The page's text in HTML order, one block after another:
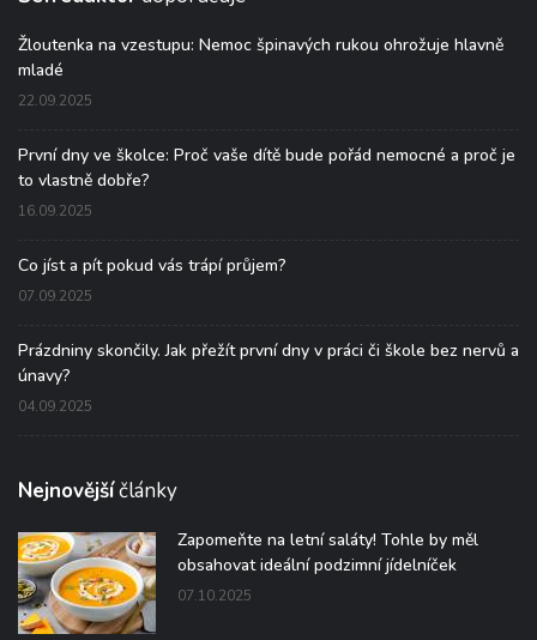
Žloutenka na vzestupu: Nemoc špinavých rukou ohrožuje hlavně
mladé
22.09.2025
První dny ve školce: Proč vaše dítě bude pořád nemocné a proč je
to vlastně dobře?
16.09.2025
Co jíst a pít pokud vás trápí průjem?
07.09.2025
Prázdniny skončily. Jak přežít první dny v práci či škole bez nervů a
únavy?
04.09.2025
Nejnovějšíčlánky
Zapomeňte na letní saláty! Tohle by měl
obsahovat ideální podzimní jídelníček
07.10.2025